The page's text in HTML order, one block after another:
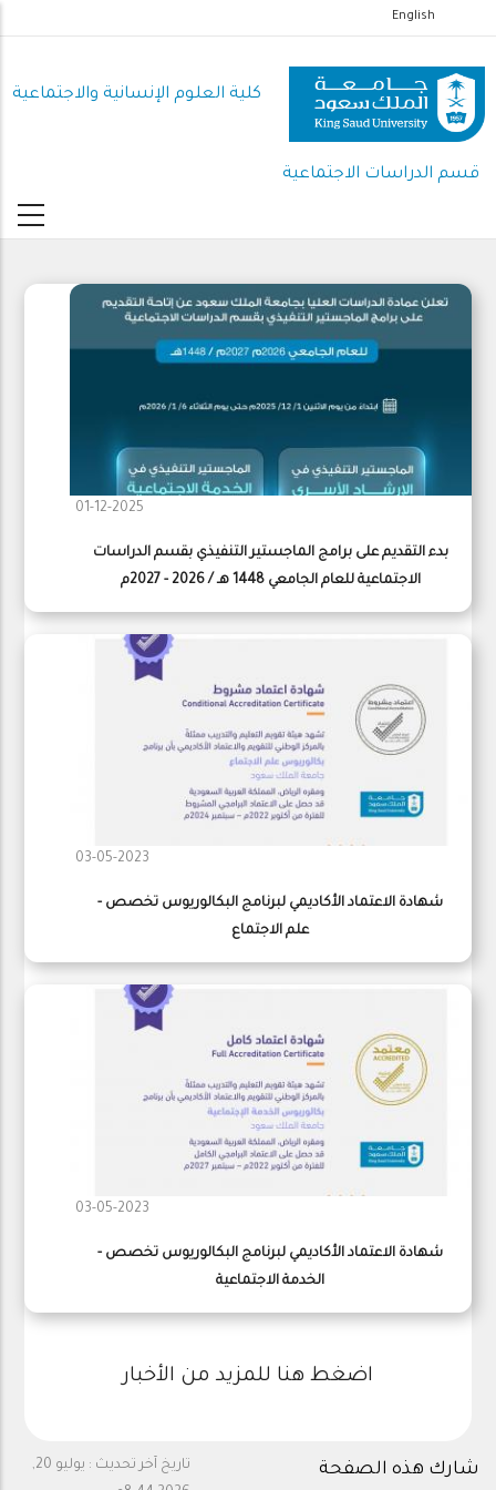
إلى
المحتوى
الرئيسي
English
كلية العلوم اﻹنسانية واﻻجتماعية
قسم الدراسات الاجتماعية
01-12-2025
بدء التقديم على برامج الماجستير التنفيذي بقسم الدراسات
الاجتماعية للعام الجامعي 1448 هـ / 2026 - 2027م
03-05-2023
شهادة الاعتماد الأكاديمي لبرنامج البكالوريوس تخصص -
علم الاجتماع
03-05-2023
شهادة الاعتماد الأكاديمي لبرنامج البكالوريوس تخصص -
الخدمة الاجتماعية
اضغط هنا للمزيد من الأخبار
تاريخ آخر تحديث :
يوليو 20,
شارك هذه الصفحة